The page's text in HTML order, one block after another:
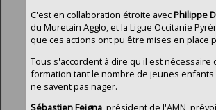
C'est en collaboration étroite avecPhilippe
du Muretain Agglo, et la Ligue Occitanie
que ces actions ont pu être mises en place
Tous s'accordent à dire qu'il est nécessaire
formation tant le nombre de jeunes
ne savent pas nager.